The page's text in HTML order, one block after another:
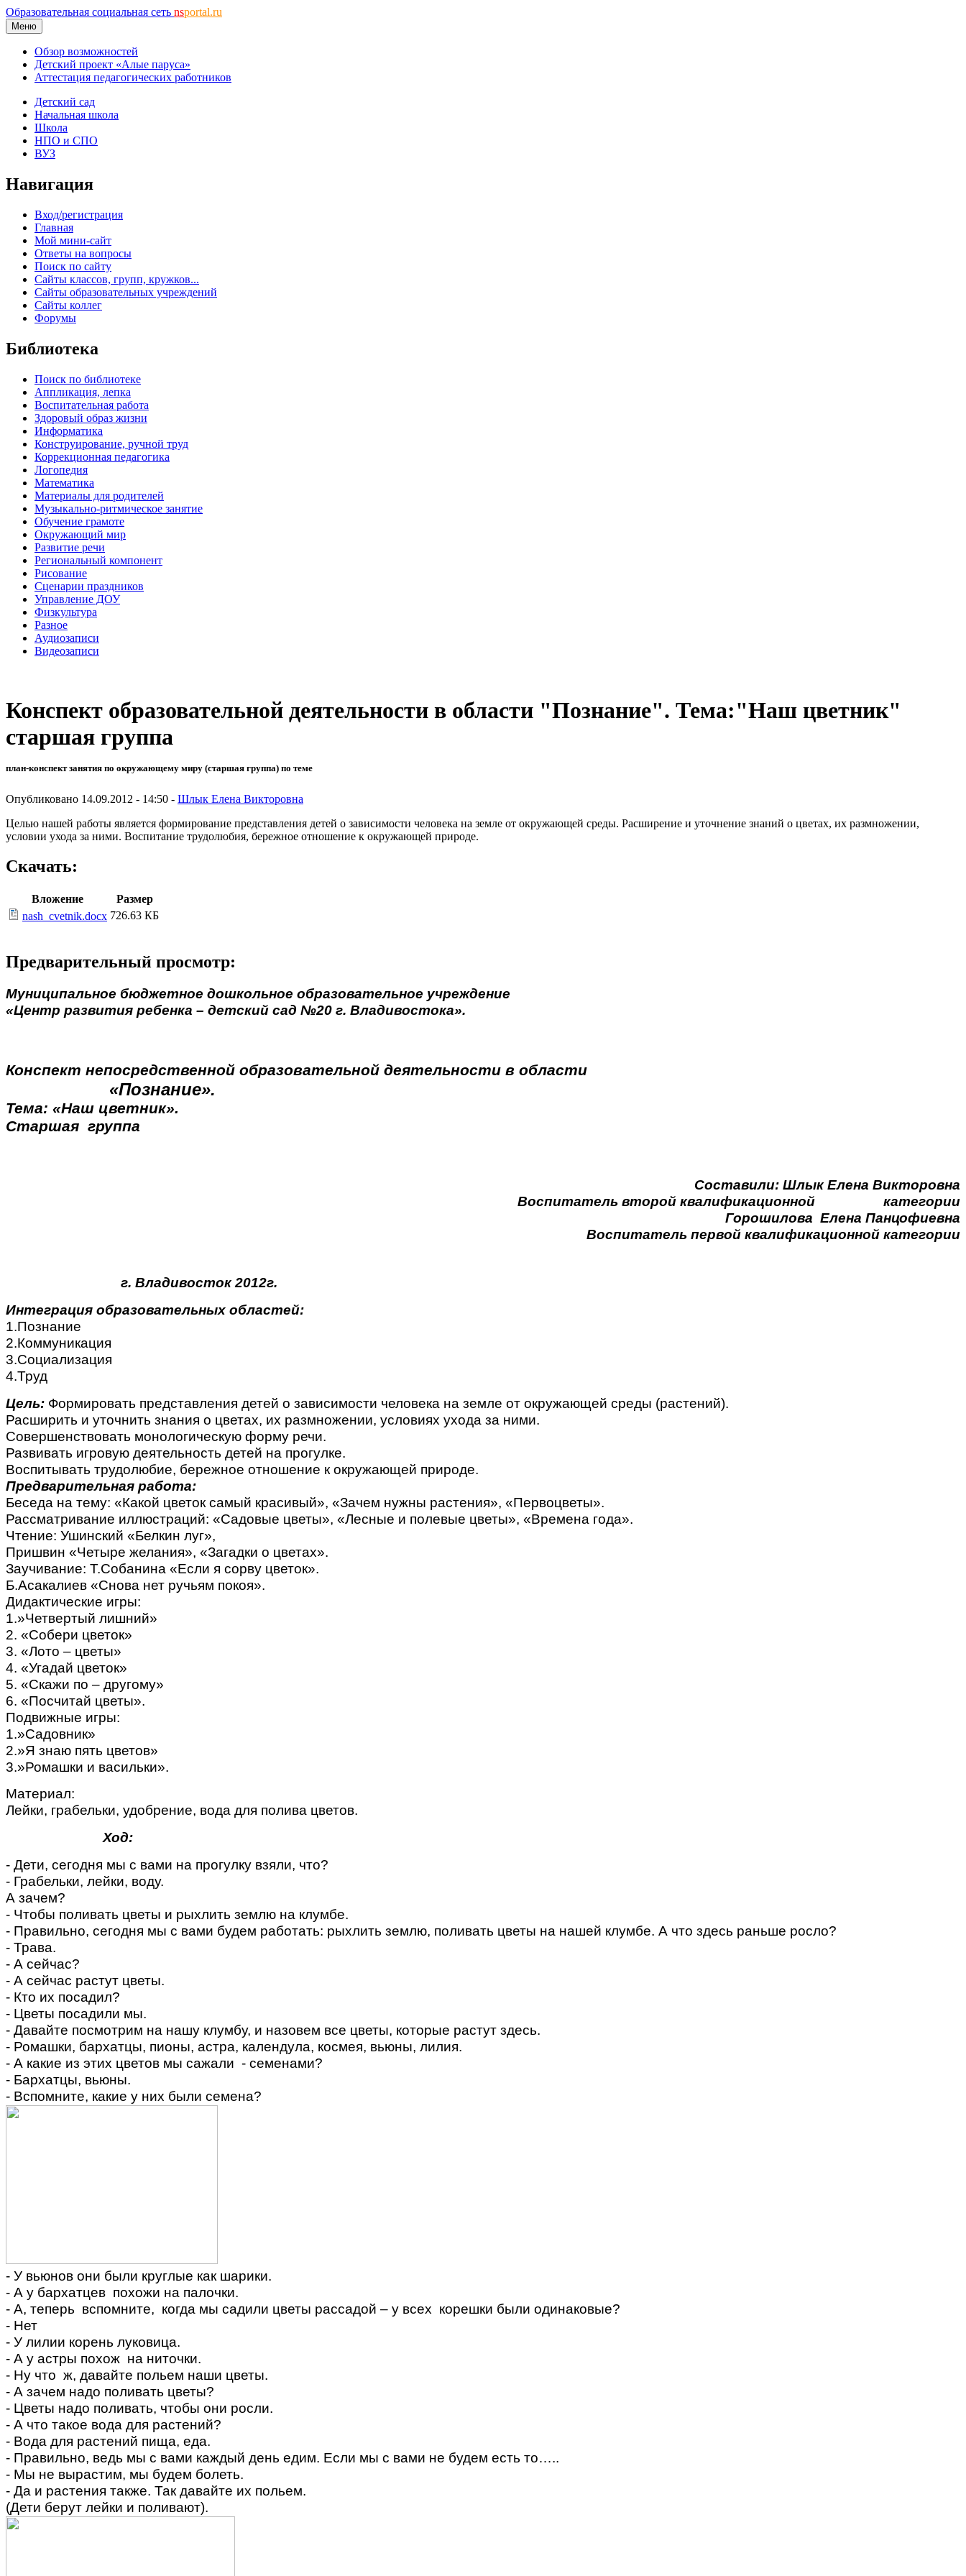
Образовательная социальная сеть nsportal.ru
Меню
Обзор возможностей
Детский проект «Алые паруса»
Аттестация педагогических работников
Детский сад
Начальная школа
Школа
НПО и СПО
ВУЗ
Навигация
Вход/регистрация
Главная
Мой мини-сайт
Ответы на вопросы
Поиск по сайту
Сайты классов, групп, кружков...
Сайты образовательных учреждений
Сайты коллег
Форумы
Библиотека
Поиск по библиотеке
Аппликация, лепка
Воспитательная работа
Здоровый образ жизни
Информатика
Конструирование, ручной труд
Коррекционная педагогика
Логопедия
Математика
Материалы для родителей
Музыкально-ритмическое занятие
Обучение грамоте
Окружающий мир
Развитие речи
Региональный компонент
Рисование
Сценарии праздников
Управление ДОУ
Физкультура
Разное
Аудиозаписи
Видеозаписи
Конспект образовательной деятельности в области "Познание". Тема:"Наш цветник"
старшая группа
план-конспект занятия по окружающему миру (старшая группа) по теме
Опубликовано 14.09.2012 - 14:50 - Шлык Елена Викторовна
Целью нашей работы является формирование представления детей о зависимости человека на земле от окружающей среды. Расширение и уточнение знаний о цветах, их размножении,
условии ухода за ними. Воспитание трудолюбия, бережное отношение к окружающей природе.
Скачать:
Вложение
Размер
nash_cvetnik.docx 726.63 КБ
Предварительный просмотр:
Муниципальное бюджетное дошкольное образовательное учреждение
«Центр развития ребенка – детский сад №20 г. Владивостока».
Конспект непосредственной образовательной деятельности в области
«Познание».
Тема: «Наш цветник».
Старшая группа
Составили: Шлык Елена Викторовна
Воспитатель второй квалификационной категории
Горошилова Елена Панцофиевна
Воспитатель первой квалификационной категории
г. Владивосток 2012г.
Интеграция образовательных областей:
1.Познание
2.Коммуникация
3.Социализация
4.Труд
Цель: Формировать представления детей о зависимости человека на земле от окружающей среды (растений).
Расширить и уточнить знания о цветах, их размножении, условиях ухода за ними.
Совершенствовать монологическую форму речи.
Развивать игровую деятельность детей на прогулке.
Воспитывать трудолюбие, бережное отношение к окружающей природе.
Предварительная работа:
Беседа на тему: «Какой цветок самый красивый», «Зачем нужны растения», «Первоцветы».
Рассматривание иллюстраций: «Садовые цветы», «Лесные и полевые цветы», «Времена года».
Чтение: Ушинский «Белкин луг»,
Пришвин «Четыре желания», «Загадки о цветах».
Заучивание: Т.Собанина «Если я сорву цветок».
Б.Асакалиев «Снова нет ручьям покоя».
Дидактические игры:
1.»Четвертый лишний»
2. «Собери цветок»
3. «Лото – цветы»
4. «Угадай цветок»
5. «Скажи по – другому»
6. «Посчитай цветы».
Подвижные игры:
1.»Садовник»
2.»Я знаю пять цветов»
3.»Ромашки и васильки».
Материал:
Лейки, грабельки, удобрение, вода для полива цветов.
Ход:
- Дети, сегодня мы с вами на прогулку взяли, что?
- Грабельки, лейки, воду.
А зачем?
- Чтобы поливать цветы и рыхлить землю на клумбе.
- Правильно, сегодня мы с вами будем работать: рыхлить землю, поливать цветы на нашей клумбе. А что здесь раньше росло?
- Трава.
- А сейчас?
- А сейчас растут цветы.
- Кто их посадил?
- Цветы посадили мы.
- Давайте посмотрим на нашу клумбу, и назовем все цветы, которые растут здесь.
- Ромашки, бархатцы, пионы, астра, календула, космея, вьюны, лилия.
- А какие из этих цветов мы сажали - семенами?
- Бархатцы, вьюны.
- Вспомните, какие у них были семена?
- У вьюнов они были круглые как шарики.
- А у бархатцев похожи на палочки.
- А, теперь вспомните, когда мы садили цветы рассадой – у всех корешки были одинаковые?
- Нет
- У лилии корень луковица.
- А у астры похож на ниточки.
- Ну что ж, давайте польем наши цветы.
- А зачем надо поливать цветы?
- Цветы надо поливать, чтобы они росли.
- А что такое вода для растений?
- Вода для растений пища, еда.
- Правильно, ведь мы с вами каждый день едим. Если мы с вами не будем есть то…..
- Мы не вырастим, мы будем болеть.
- Да и растения также. Так давайте их польем.
(Дети берут лейки и поливают).